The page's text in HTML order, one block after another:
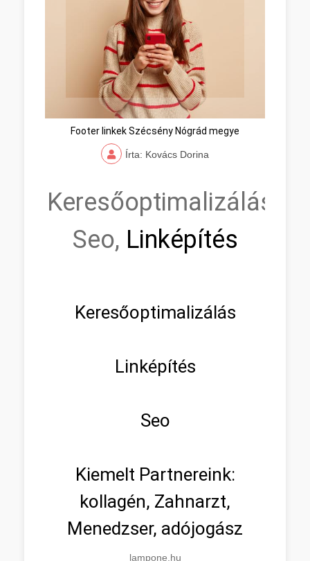
Footer linkek Szécsény Nógrád megye
Írta: Kovács Dorina
Keresőoptimalizálás,
Seo, Linképítés
Keresőoptimalizálás
Linképítés
Seo
Kiemelt Partnereink:
kollagén, Zahnarzt,
Menedzser, adójogász
lampone.hu